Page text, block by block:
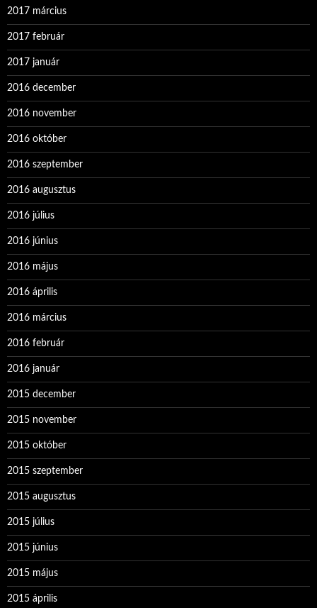
2017 március
2017 február
2017 január
2016 december
2016 november
2016 október
2016 szeptember
2016 augusztus
2016 július
2016 június
2016 május
2016 április
2016 március
2016 február
2016 január
2015 december
2015 november
2015 október
2015 szeptember
2015 augusztus
2015 július
2015 június
2015 május
2015 április